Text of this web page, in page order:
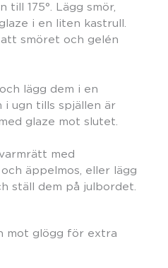
till 175°. Lägg smör,
i en liten kastrull.
smöret och gelén
lägg dem i en
i ugn tills spjällen är
glaze mot slutet.
med
äppelmos, eller lägg
ställ dem på julbordet.
mot glögg för extra